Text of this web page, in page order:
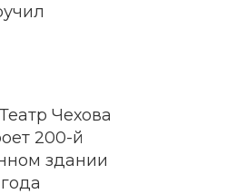
Чехова
200-й
здании